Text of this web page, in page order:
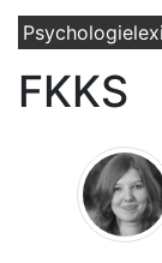
FKKS